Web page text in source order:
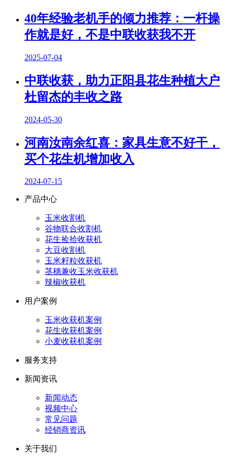
40年经验老机手的倾力推荐：一杆操
作就是好，不是中联收获我不开
2025-07-04
中联收获，助力正阳县花生种植大户
杜留杰的丰收之路
2024-05-30
河南汝南余红喜：家具生意不好干，
买个花生机增加收入
2024-07-15
产品中心
玉米收割机
谷物联合收割机
花生捡拾收获机
大豆收割机
玉米籽粒收获机
茎穗兼收玉米收获机
辣椒收获机
用户案例
玉米收获机案例
花生收获机案例
小麦收获机案例
服务支持
新闻资讯
新闻动态
视频中心
常见问题
经销商资讯
关于我们